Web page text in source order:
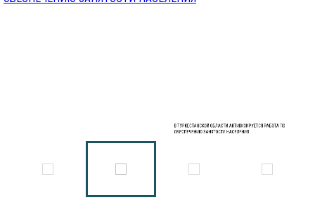
В ТУРКЕСТАНСКОЙ ОБЛАСТИ АКТИВИЗИРУЕТСЯ РАБОТА ПО
ОБЕСПЕЧЕНИЮ ЗАНЯТОСТИ НАСЕЛЕНИЯ